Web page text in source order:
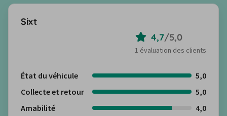
Sixt
4,7/5,0
1 évaluation des clients
État du véhicule
5,0
Collecte et retour
5,0
Amabilité
4,0